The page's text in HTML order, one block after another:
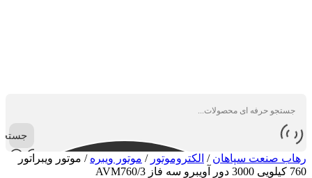
رهاب صنعت سپاهان / الکتروموتور / موتور ویبره / موتور ویبراتور
760 کیلویی 3000 دور آویبرو سه فاز AVM760/3